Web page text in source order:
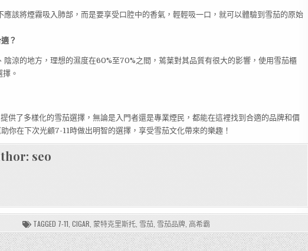
應該將煙霧吸入肺部，而是要享受口腔中的香氣，輕輕吸一口，就可以體驗到雪茄的原始
？
陰涼的地方，理想的濕度在60%至70%之間，蔫葉對其品質有很大的影響，使用雪茄櫃
。
供了多樣化的雪茄選擇，無論是入門者還是專業煙民，都能在這裡找到合適的品牌和價
你在下次光顧7-11時做出明智的選擇，享受雪茄文化帶來的樂趣！
seo
TAGGED 7-11 ,CIGAR ,蒙特克里斯托 雪茄 雪茄品牌 ,高希霸